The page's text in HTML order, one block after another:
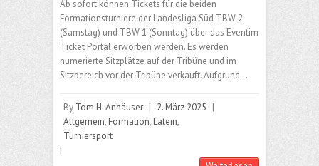
Ab sofort können Tickets für die beiden
Formationsturniere der Landesliga Süd TBW 2
(Samstag) und TBW 1 (Sonntag) über das Eventim
Ticket Portal erworben werden. Es werden
numerierte Sitzplätze auf der Tribüne und im
Sitzbereich vor der Tribüne verkauft. Aufgrund…
By Tom H. Anhäuser | 2. März 2025 |
Allgemein, Formation, Latein,
Turniersport
|